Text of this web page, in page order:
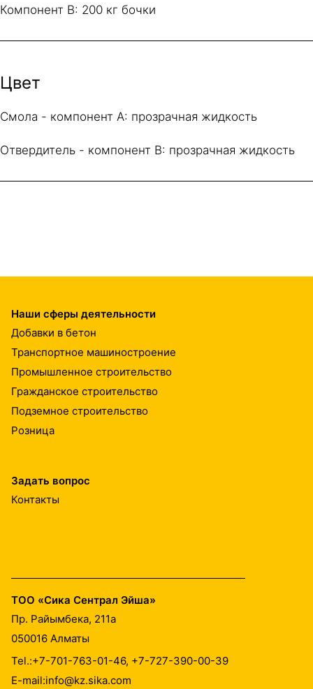
Компонент B: 200 кг бочки
Цвет
Смола - компонент A: прозрачная жидкость
Отвердитель - компонент B: прозрачная жидкость
Наши сферы деятельности
Добавки в бетон
Транспортное машиностроение
Промышленное строительство
Гражданское строительство
Подземное строительство
Розница
Задать вопрос
Контакты
ТОО «Сика Сентрал Эйша»
Пр. Райымбека, 211а
050016 Алматы
Tel.:+7-701-763-01-46, +7-727-390-00-39
E-mail:info@kz.sika.com